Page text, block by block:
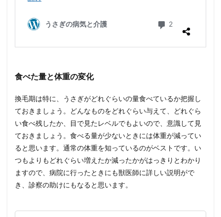
食べた量と体重の変化
換毛期は特に、うさぎがどれぐらいの量食べているか把握し
ておきましょう。どんなものをどれぐらい与えて、どれぐら
い食べ残したか、目で見たレベルでもよいので、意識して見
ておきましょう。食べる量が少ないときには体重が減ってい
ると思います。通常の体重を知っているのがベストです。い
つもよりもどれぐらい増えたか減ったかがはっきりとわかり
ますので、病院に行ったときにも獣医師に詳しい説明がで
き、診察の助けにもなると思います。